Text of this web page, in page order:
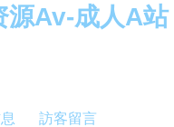
源Av-成人A站
訪客留言